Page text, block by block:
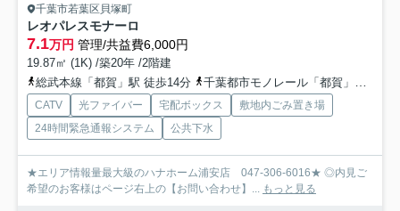
千葉市若葉区貝塚町
レオパレスモナーロ
7.1万円 管理/共益費6,000円
19.87㎡ (1K) /築20年 /2階建
総武本線「都賀」駅 徒歩14分
千葉都市モノレール「都賀」駅 徒歩14分
CATV 光ファイバー 宅配ボックス
敷地内ごみ置き場
24時間緊急通報システム
公共下水
★エリア情報量最大級のハナホーム浦安店 047-306-6016★ ◎内見ご
希望のお客様はページ右上の【お問い合わせ】... もっと見る